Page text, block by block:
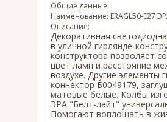
Общие данные:
Наименование: ERAGL50-E27
Описание:
Декоративная
в уличной гирлянде-
конструктора позволяет
цвет ламп и расстояние
воздухе. Другие элементы
коннектор Б0049179,
матовые белые. Колбы
ЭРА "Белт-лайт"
Помогают воплощать в